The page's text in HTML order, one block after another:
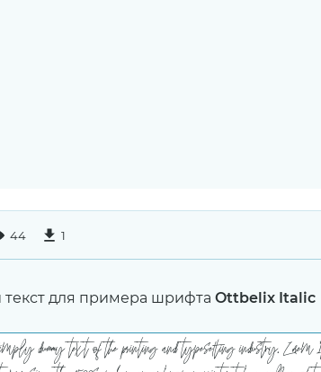
44 1
текст для примера шрифта Ottbelix Italic